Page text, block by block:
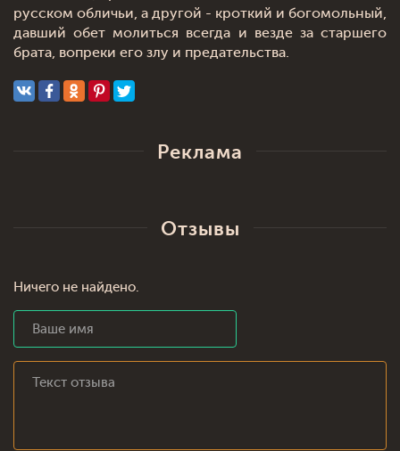
русском обличьи, а другой - кроткий и богомольный,
давший обет молиться всегда и везде за старшего
брата, вопреки его злу и предательства.
Реклама
Отзывы
Ничего не найдено.